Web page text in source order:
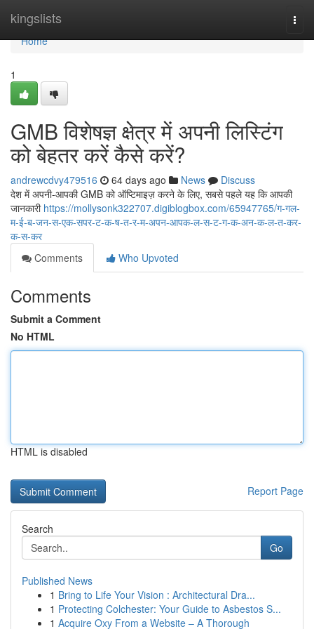
kingslists
Home
Home
1
GMB विशेषज्ञ क्षेत्र में अपनी लिस्टिंग
को बेहतर करें कैसे करें?
andrewcdvy479516 64 days ago News
Discuss
देश में अपनी-आपकी GMB को ऑप्टिमाइज़ करने के लिए, सबसे पहले यह कि आपकी
जानकारी https://mollysonk322707.digiblogbox.com/65947765/ग-गल-
म-ई-ब-जन-स-एक-सपर-ट-क-ष-त-र-म-अपन-आपक-ल-स-ट-ग-क-अन-क-ल-त-कर-
क-स-कर
Comments
Who Upvoted
Comments
Submit a Comment
No HTML
HTML is disabled
Report Page
Search
Go
Published News
1 Bring to Life Your Vision : Architectural Dra...
1 Protecting Colchester: Your Guide to Asbestos S...
1 Acquire Oxy From a Website – A Thorough